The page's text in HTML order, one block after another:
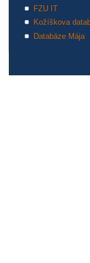
FZU IT
Kožíškova
Databáze Mája